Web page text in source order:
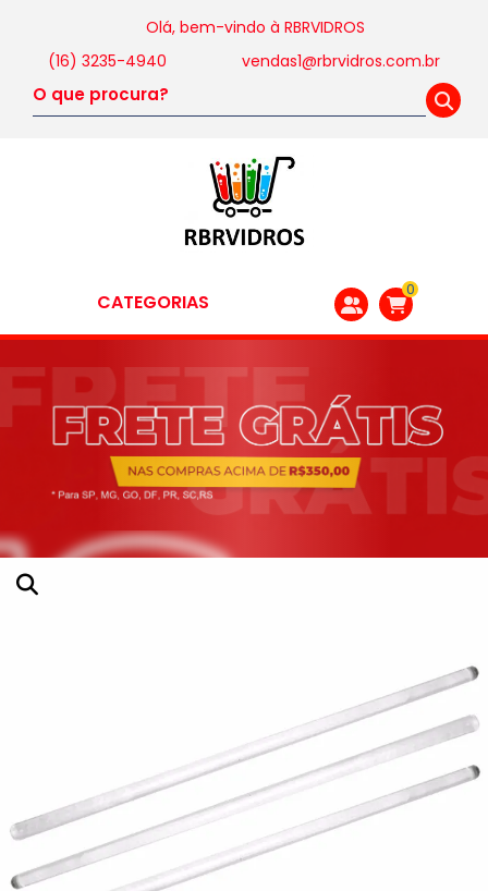
Olá, bem-vindo à RBRVIDROS
(16) 3235-4940
vendas1@rbrvidros.com.br
CATEGORIAS 0